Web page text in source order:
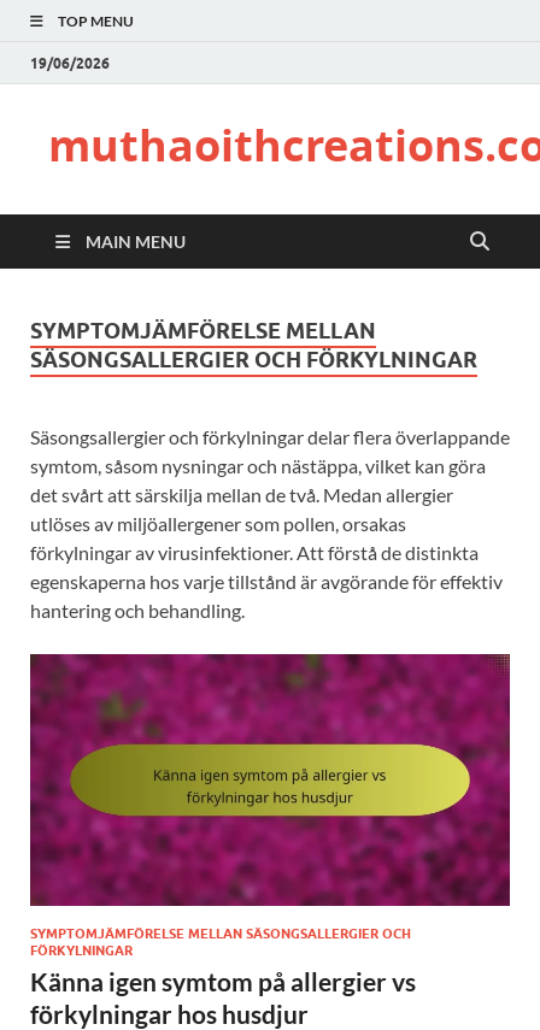
TOP MENU
19/06/2026
MAIN MENU
SYMPTOMJÄMFÖRELSE MELLAN
SÄSONGSALLERGIER OCH FÖRKYLNINGAR
Säsongsallergier och förkylningar delar flera överlappande
symtom, såsom nysningar och nästäppa, vilket kan göra
det svårt att särskilja mellan de två. Medan allergier
utlöses av miljöallergener som pollen, orsakas
förkylningar av virusinfektioner. Att förstå de distinkta
egenskaperna hos varje tillstånd är avgörande för effektiv
hantering och behandling.
SYMPTOMJÄMFÖRELSE MELLAN SÄSONGSALLERGIER OCH
FÖRKYLNINGAR
Känna igen symtom på allergier vs
förkylningar hos husdjur